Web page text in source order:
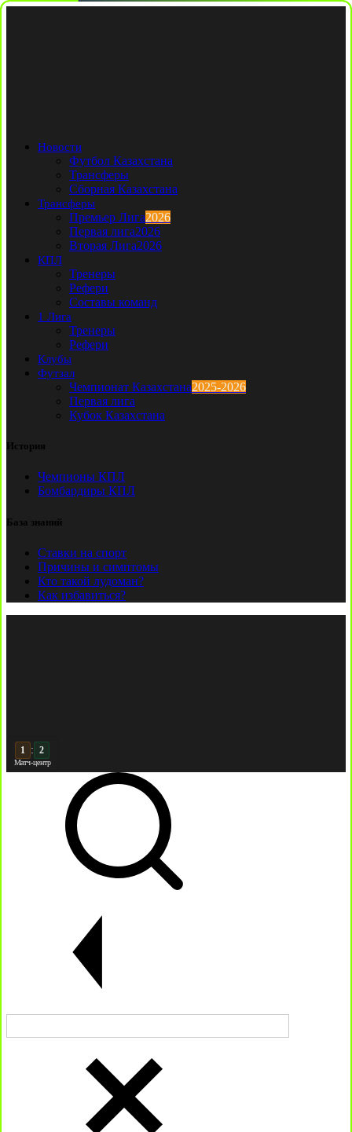
Новости
Футбол Казахстана
Трансферы
Сборная Казахстана
Трансферы
Премьер Лига2026
Первая лига2026
Вторая Лига2026
КПЛ
Тренеры
Рефери
Составы команд
1 Лига
Тренеры
Рефери
Клубы
Футзал
Чемпионат Казахстана2025-2026
Первая лига
Кубок Казахстана
История
Чемпионы КПЛ
Бомбардиры КПЛ
База знаний
Ставки на спорт
Причины и симптомы
Кто такой лудоман?
Как избавиться?
2 : 2
Матч-центр